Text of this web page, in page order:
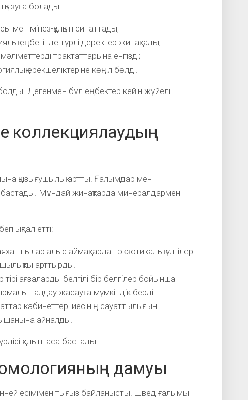
болады:
мен мінез-құлқын сипаттады;
еңбегінде түрлі деректер жинақтады;
трактаттарына енгізді;
ерекшеліктеріне көңіл бөлді.
Дегенмен бұл еңбектер кейін жүйелі
коллекциялаудың
қызығушылық артты. Ғалымдар мен
бастады. Мұндай жинақтарда минералдармен
ықпал етті:
алыс аймақтардан экзотикалық үлгілер
арттырды.
ағзаларды белгілі бір белгілер бойынша
талдау жасауға мүмкіндік берді.
кабинеттері иесінің сауаттылығын
айналды.
қалыптаса бастады.
дамуы
есімімен тығыз байланысты. Швед ғалымы